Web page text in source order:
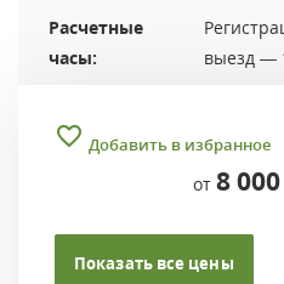
Расчетные
часы:
выезд —
Добавить в избранное
от 8 000
Показать все цены